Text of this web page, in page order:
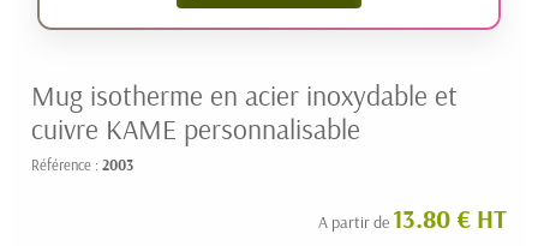
Mug isotherme en acier inoxydable et
cuivre KAME personnalisable
Référence : 2003
A partir de 13.80 € HT